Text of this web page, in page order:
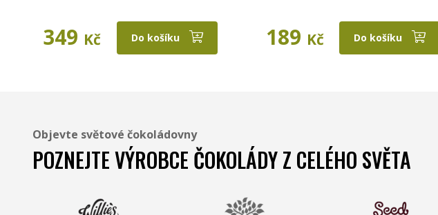
349 Kč Do košíku 189 Kč Do košíku
Objevte světové čokoládovny
POZNEJTE VÝROBCE ČOKOLÁDY Z CELÉHO SVĚTA